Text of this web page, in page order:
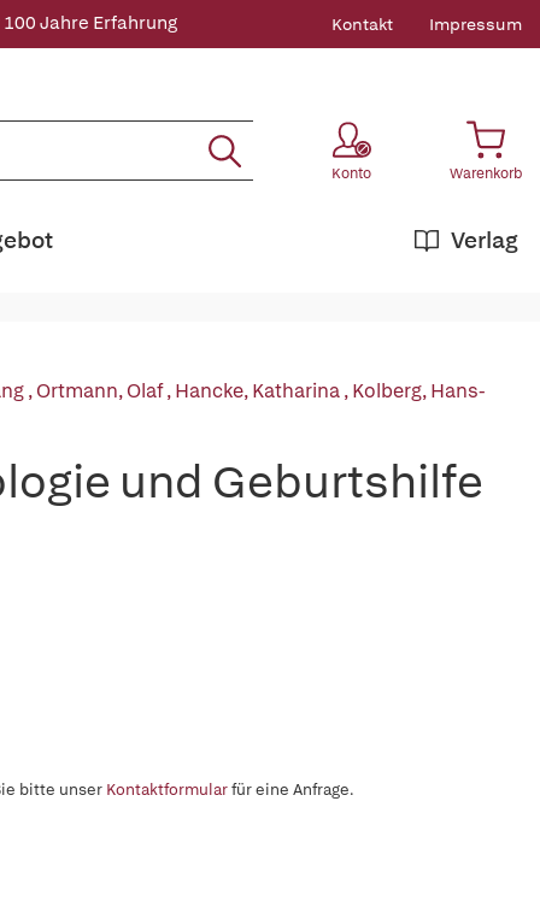
100 Jahre Erfahrung Kontakt Impressum
Konto Warenkorb
Verlag
,Ortmann, Olaf,Hancke, Katharina,Kolberg, Hans-
und Geburtshilfe
bitte unser Kontaktformularfür eine Anfrage.